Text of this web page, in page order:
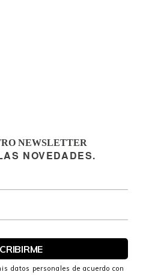
NEWSLETTER
NOVEDADES.
datos personales de acuerdo con